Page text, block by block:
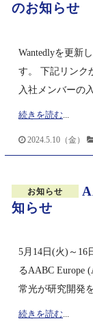
のお知らせ
Wantedlyを更新
す。 下記リンク
入社メンバーの
続きを読む
2024.5.10（金）
お知らせ
知らせ
5月14日(火)～16
るAABC Europe
常光が研究開発
続きを読む...